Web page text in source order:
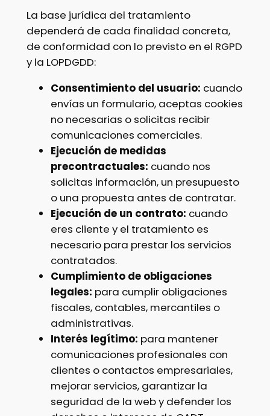
La base jurídica del tratamiento
dependerá de cada finalidad concreta,
de conformidad con lo previsto en el RGPD
y la LOPDGDD:
Consentimiento del usuario: cuando
envías un formulario, aceptas cookies
no necesarias o solicitas recibir
comunicaciones comerciales.
Ejecución de medidas
precontractuales: cuando nos
solicitas información, un presupuesto
o una propuesta antes de contratar.
Ejecución de un contrato: cuando
eres cliente y el tratamiento es
necesario para prestar los servicios
contratados.
Cumplimiento de obligaciones
legales: para cumplir obligaciones
fiscales, contables, mercantiles o
administrativas.
Interés legítimo: para mantener
comunicaciones profesionales con
clientes o contactos empresariales,
mejorar servicios, garantizar la
seguridad de la web y defender los